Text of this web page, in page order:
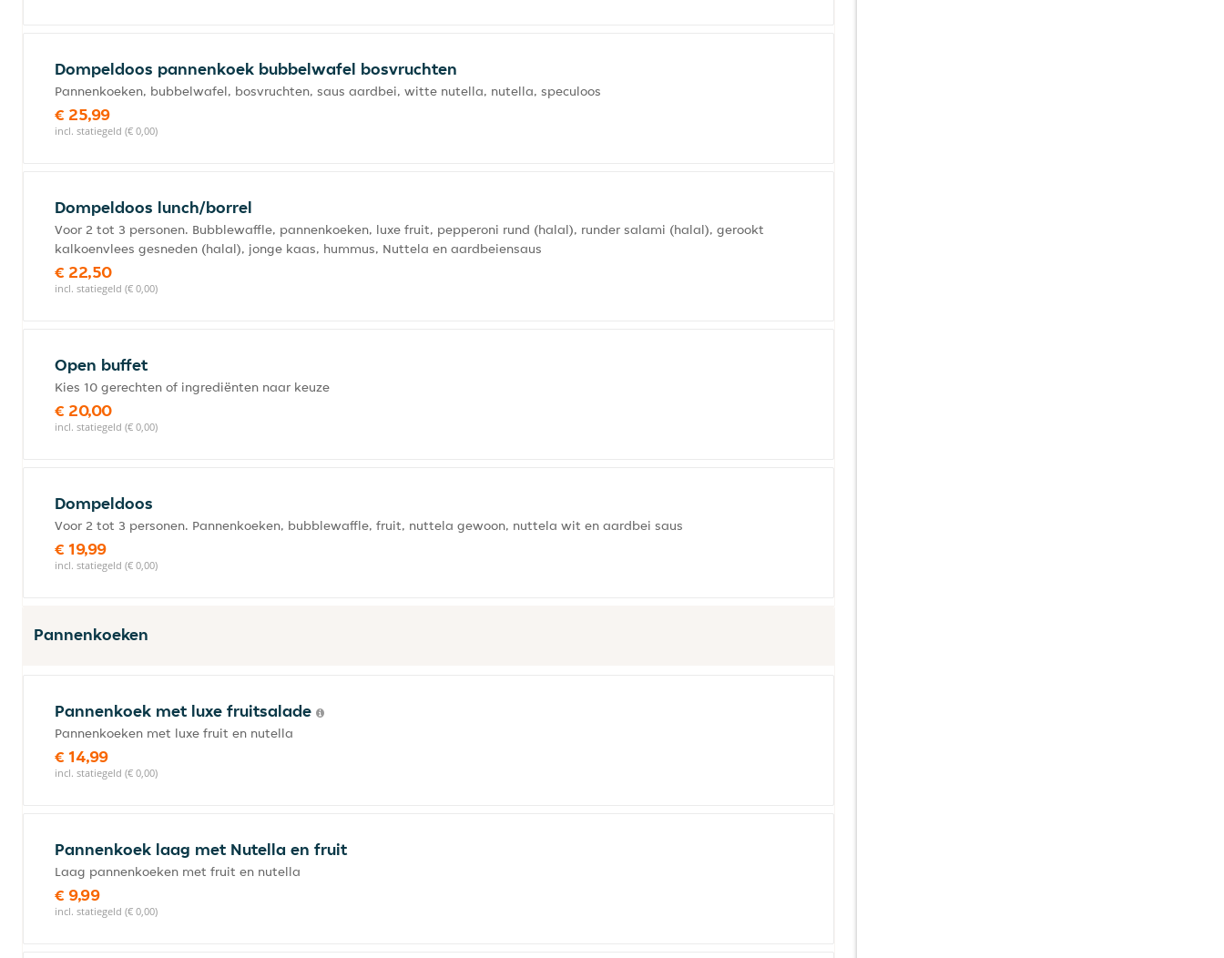
Dompeldoos pannenkoek bubbelwafel bosvruchten
Pannenkoeken, bubbelwafel, bosvruchten, saus aardbei, witte nutella, nutella, speculoos
€ 25,99
incl. statiegeld (€ 0,00)
Dompeldoos lunch/borrel
Voor 2 tot 3 personen. Bubblewaffle, pannenkoeken, luxe fruit, pepperoni rund (halal), runder salami (halal), gerookt
kalkoenvlees gesneden (halal), jonge kaas, hummus, Nuttela en aardbeiensaus
€ 22,50
incl. statiegeld (€ 0,00)
Open buffet
Kies 10 gerechten of ingrediënten naar keuze
€ 20,00
incl. statiegeld (€ 0,00)
Dompeldoos
Voor 2 tot 3 personen. Pannenkoeken, bubblewaffle, fruit, nuttela gewoon, nuttela wit en aardbei saus
€ 19,99
incl. statiegeld (€ 0,00)
Pannenkoeken
Pannenkoek met luxe fruitsalade
Pannenkoeken met luxe fruit en nutella
€ 14,99
incl. statiegeld (€ 0,00)
Pannenkoek laag met Nutella en fruit
Laag pannenkoeken met fruit en nutella
€ 9,99
incl. statiegeld (€ 0,00)